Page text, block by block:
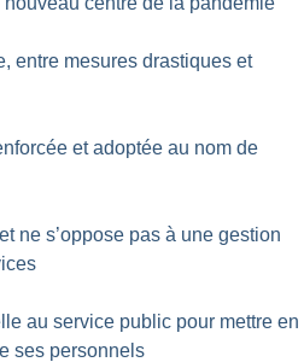
entre mesures drastiques et
et adoptée au nom de
ne s’oppose pas à une gestion
au service public pour mettre en
ses personnels